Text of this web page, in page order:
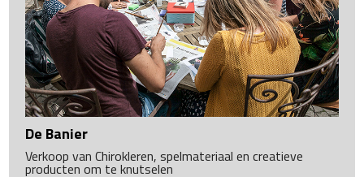
De Banier
Verkoop van Chirokleren, spelmateriaal en creatieve
producten om te knutselen